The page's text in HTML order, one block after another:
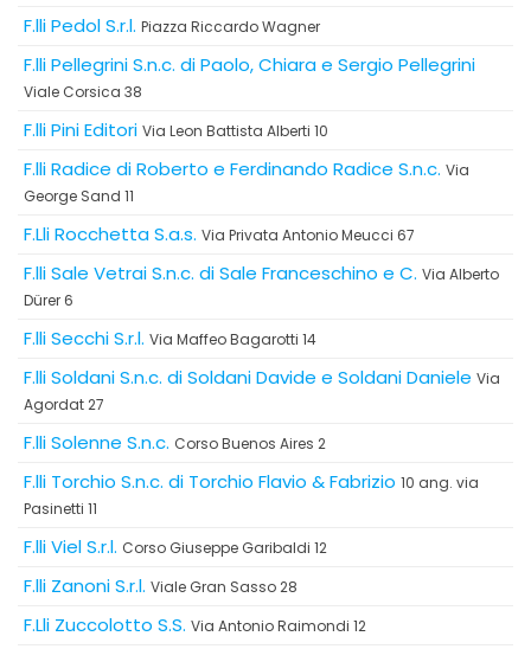
F.lli Pedol S.r.l. Piazza Riccardo Wagner
F.lli Pellegrini S.n.c. di Paolo, Chiara e Sergio Pellegrini
Viale Corsica 38
F.lli Pini Editori Via Leon Battista Alberti 10
F.lli Radice di Roberto e Ferdinando Radice S.n.c. Via
George Sand 11
F.Lli Rocchetta S.a.s. Via Privata Antonio Meucci 67
F.lli Sale Vetrai S.n.c. di Sale Franceschino e C. Via Alberto
Dürer 6
F.lli Secchi S.r.l. Via Maffeo Bagarotti 14
F.lli Soldani S.n.c. di Soldani Davide e Soldani Daniele Via
Agordat 27
F.lli Solenne S.n.c. Corso Buenos Aires 2
F.lli Torchio S.n.c. di Torchio Flavio & Fabrizio 10 ang. via
Pasinetti 11
F.lli Viel S.r.l. Corso Giuseppe Garibaldi 12
F.lli Zanoni S.r.l. Viale Gran Sasso 28
F.Lli Zuccolotto S.S. Via Antonio Raimondi 12